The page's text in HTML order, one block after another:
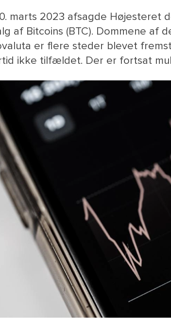
marts 2023 afsagde Højesteret
af Bitcoins (BTC). Dommene af
er flere steder blevet
ikke tilfældet. Der er fortsat